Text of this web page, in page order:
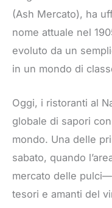
(Ash Mercato), ha
nome attuale nel
evoluto da un
in un mondo di
Oggi, i ristoranti al
globale di sapori
mondo. Una delle
sabato, quando
mercato delle
tesori e amanti del